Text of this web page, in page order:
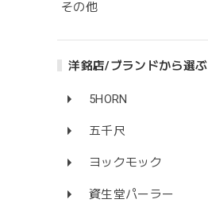
その他
洋銘店/ブランドから選ぶ
5HORN
五千尺
ヨックモック
資生堂パーラー